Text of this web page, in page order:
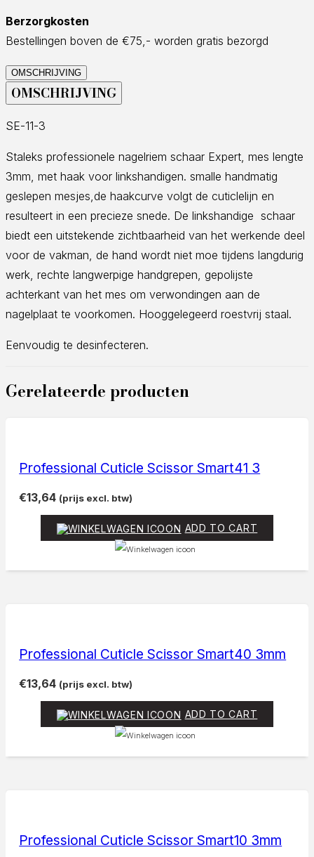
Berzorgkosten
Bestellingen boven de €75,- worden gratis bezorgd
OMSCHRIJVING
OMSCHRIJVING
SE-11-3
Staleks professionele nagelriem schaar Expert, mes lengte
3mm, met haak voor linkshandigen. smalle handmatig
geslepen mesjes,de haakcurve volgt de cuticlelijn en
resulteert in een precieze snede. De linkshandige schaar
biedt een uitstekende zichtbaarheid van het werkende deel
voor de vakman, de hand wordt niet moe tijdens langdurig
werk, rechte langwerpige handgrepen, gepolijste
achterkant van het mes om verwondingen aan de
nagelplaat te voorkomen. Hooggelegeerd roestvrij staal.
Eenvoudig te desinfecteren.
Gerelateerde producten
Professional Cuticle Scissor Smart41 3
€13,64 (prijs excl. btw)
ADD TO CART
Professional Cuticle Scissor Smart40 3mm
€13,64 (prijs excl. btw)
ADD TO CART
Professional Cuticle Scissor Smart10 3mm